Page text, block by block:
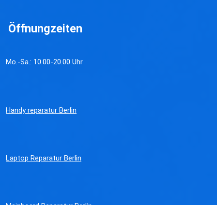
Öffnungzeiten
Mo.-Sa.: 10.00-20.00 Uhr
Handy reparatur Berlin
Laptop Reparatur Berlin